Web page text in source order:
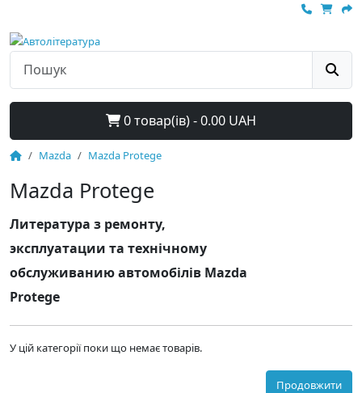
0 товар(ів) - 0.00 UAH
Mazda Mazda Protege
Mazda Protege
Литература з ремонту,
эксплуатации та технічному
обслуживанию автомобілів Mazda
Protege
У цій категорії поки що немає товарів.
Продовжити